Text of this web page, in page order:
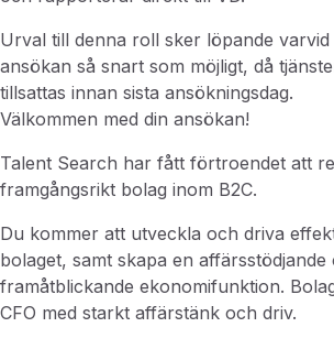
Urval till denna roll sker löpande
ansökan så snart som möjligt, då
tillsattas innan sista ansökningsdag.
Välkommen med din ansökan!
Talent Search har fått förtroendet att
framgångsrikt bolag inom B2C.
Du kommer att utveckla och driva
bolaget, samt skapa en affärsstödjande
framåtblickande ekonomifunktion.
CFO med starkt affärstänk och driv.